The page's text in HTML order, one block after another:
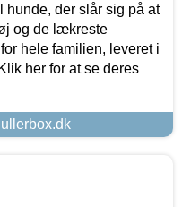
hunde, der slår sig på at
og de lækreste
hele familien, leveret i
her for at se deres